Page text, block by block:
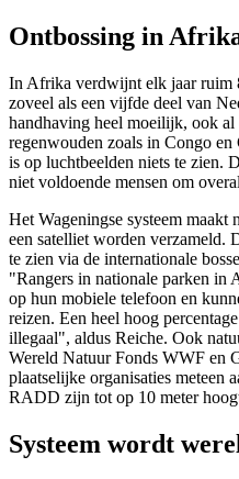
Ontbossing in
In Afrika verdwijnt elk jaar ruim
zoveel als een vijfde deel van
handhaving heel moeilijk, ook
regenwouden zoals in Congo
is op luchtbeelden niets te zien.
niet voldoende mensen om
Het Wageningse systeem maakt
een satelliet worden verzameld.
te zien via de internationale
"Rangers in nationale parken in
op hun mobiele telefoon en
reizen. Een heel hoog
illegaal", aldus Reiche. Ook
Wereld Natuur Fonds WWF en
plaatselijke organisaties meteen
RADD zijn tot op 10 meter
Systeem wordt